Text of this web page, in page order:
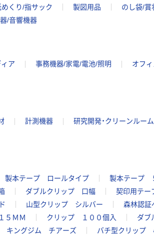
めくり/指サック 製図用品 のし袋/賞
/音響機器
ア 事務機器/家電/電池/照明 オフ
計測機器 研究開発・クリーンルー
製本テープ ロールタイプ 製本テープ
ダブルクリップ 口幅 契印用テ
山型クリップ シルバー 森林認証
５ＭＭ クリップ １００個入
ダブ
キングジム チアーズ バチ型クリップ